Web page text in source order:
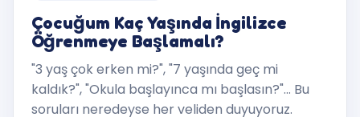
Çocuğum Kaç Yaşında İngilizce
Öğrenmeye Başlamalı?
"3 yaş çok erken mi?", "7 yaşında geç mi
kaldık?", "Okula başlayınca mı başlasın?"... Bu
soruları neredeyse her veliden duyuyoruz.